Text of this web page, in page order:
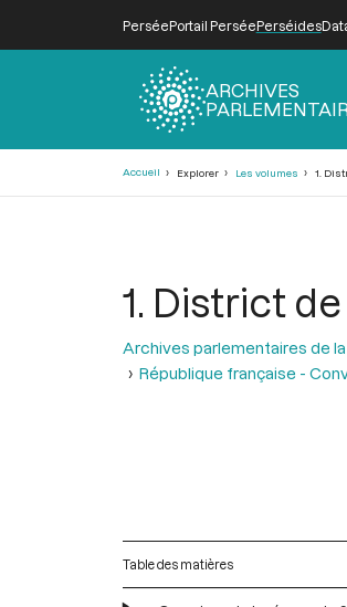
PerséePortail PerséePerséides
ARCHIVES
Accueil Explorer Les volumes 1.
1. District
Archives parlementaires de
République française -
Table des matières